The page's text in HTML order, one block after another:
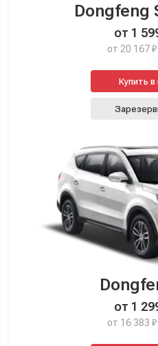
Dongfeng
от 1
от 20 167
от 1
от 16 383